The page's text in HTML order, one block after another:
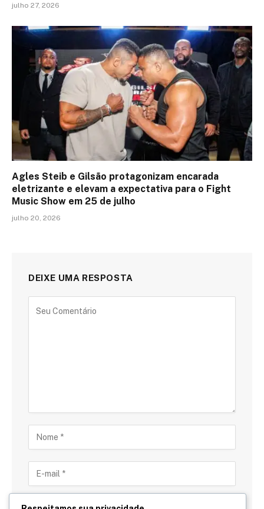
julho 27, 2026
Agles Steib e Gilsão protagonizam encarada
eletrizante e elevam a expectativa para o Fight
Music Show em 25 de julho
julho 20, 2026
DEIXE UMA RESPOSTA